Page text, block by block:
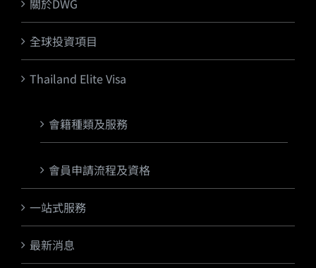
關於DWG
全球投資項目
Thailand Elite Visa
會籍種類及服務
會員申請流程及資格
一站式服務
最新消息